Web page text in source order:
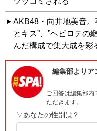
AKB48・向井地美音。
とキス”、”ヘビロテの
んだ構成で集大成を彩